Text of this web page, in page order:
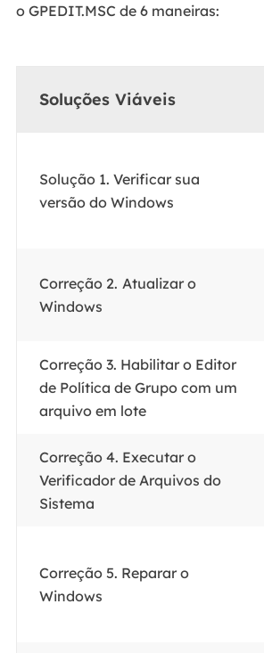
o GPEDIT.MSC de 6 maneiras:
Soluções Viáveis
Solução 1. Verificar sua
versão do Windows
Correção 2. Atualizar o
Windows
Correção 3. Habilitar o Editor
de Política de Grupo com um
arquivo em lote
Correção 4. Executar o
Verificador de Arquivos do
Sistema
Correção 5. Reparar o
Windows